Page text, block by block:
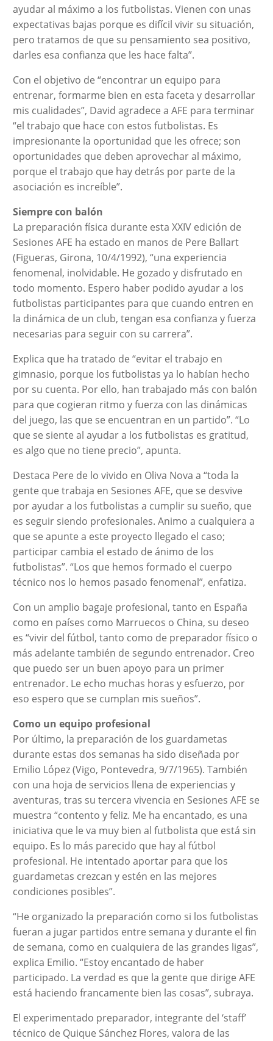
ayudar al máximo a los futbolistas. Vienen con unas
expectativas bajas porque es difícil vivir su situación,
pero tratamos de que su pensamiento sea positivo,
darles esa confianza que les hace falta”.
Con el objetivo de “encontrar un equipo para
entrenar, formarme bien en esta faceta y desarrollar
mis cualidades”, David agradece a AFE para terminar
“el trabajo que hace con estos futbolistas. Es
impresionante la oportunidad que les ofrece; son
oportunidades que deben aprovechar al máximo,
porque el trabajo que hay detrás por parte de la
asociación es increíble”.
Siempre con balón
La preparación física durante esta XXIV edición de
Sesiones AFE ha estado en manos de Pere Ballart
(Figueras, Girona, 10/4/1992), “una experiencia
fenomenal, inolvidable. He gozado y disfrutado en
todo momento. Espero haber podido ayudar a los
futbolistas participantes para que cuando entren en
la dinámica de un club, tengan esa confianza y fuerza
necesarias para seguir con su carrera”.
Explica que ha tratado de “evitar el trabajo en
gimnasio, porque los futbolistas ya lo habían hecho
por su cuenta. Por ello, han trabajado más con balón
para que cogieran ritmo y fuerza con las dinámicas
del juego, las que se encuentran en un partido”. “Lo
que se siente al ayudar a los futbolistas es gratitud,
es algo que no tiene precio”, apunta.
Destaca Pere de lo vivido en Oliva Nova a “toda la
gente que trabaja en Sesiones AFE, que se desvive
por ayudar a los futbolistas a cumplir su sueño, que
es seguir siendo profesionales. Animo a cualquiera a
que se apunte a este proyecto llegado el caso;
participar cambia el estado de ánimo de los
futbolistas”. “Los que hemos formado el cuerpo
técnico nos lo hemos pasado fenomenal”, enfatiza.
Con un amplio bagaje profesional, tanto en España
como en países como Marruecos o China, su deseo
es “vivir del fútbol, tanto como de preparador físico o
más adelante también de segundo entrenador. Creo
que puedo ser un buen apoyo para un primer
entrenador. Le echo muchas horas y esfuerzo, por
eso espero que se cumplan mis sueños”.
Como un equipo profesional
Por último, la preparación de los guardametas
durante estas dos semanas ha sido diseñada por
Emilio López (Vigo, Pontevedra, 9/7/1965). También
con una hoja de servicios llena de experiencias y
aventuras, tras su tercera vivencia en Sesiones AFE se
muestra “contento y feliz. Me ha encantado, es una
iniciativa que le va muy bien al futbolista que está sin
equipo. Es lo más parecido que hay al fútbol
profesional. He intentado aportar para que los
guardametas crezcan y estén en las mejores
condiciones posibles”.
“He organizado la preparación como si los futbolistas
fueran a jugar partidos entre semana y durante el fin
de semana, como en cualquiera de las grandes ligas”,
explica Emilio. “Estoy encantado de haber
participado. La verdad es que la gente que dirige AFE
está haciendo francamente bien las cosas”, subraya.
El experimentado preparador, integrante del ‘staff’
técnico de Quique Sánchez Flores, valora de las